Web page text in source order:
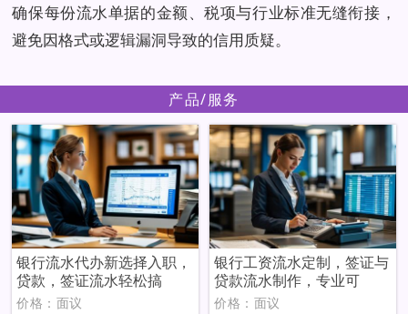
确保每份流水单据的金额、税项与行业标准无缝衔接，
避免因格式或逻辑漏洞导致的信用质疑。
产品/服务
银行流水代办新选择入职，
贷款，签证流水轻松搞
价格：面议
银行工资流水定制，签证与
贷款流水制作，专业可
价格：面议